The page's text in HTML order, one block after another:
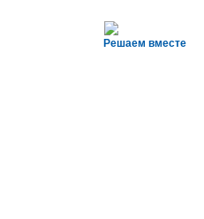
Решаем вместе